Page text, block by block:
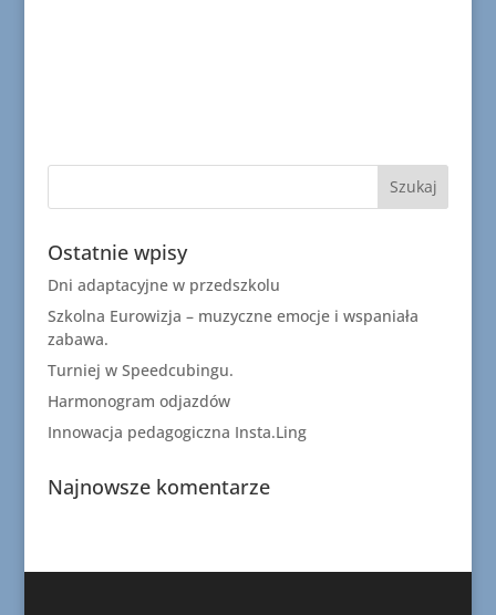
Ostatnie wpisy
Dni adaptacyjne w przedszkolu
Szkolna Eurowizja – muzyczne emocje i wspaniała
zabawa.
Turniej w Speedcubingu.
Harmonogram odjazdów
Innowacja pedagogiczna Insta.Ling
Najnowsze komentarze